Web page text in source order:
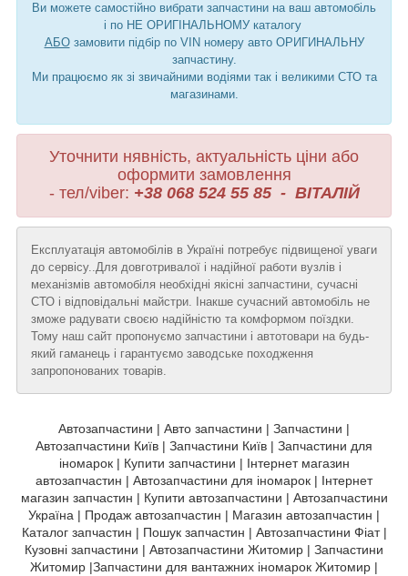
Ви можете самостійно вибрати запчастини на ваш автомобіль
і по НЕ ОРИГІНАЛЬНОМУ каталогу
АБОзамовити підбір по VIN номеру авто ОРИГИНАЛЬНУ
запчастину.
Ми працюємо як зі звичайними водіями так і великими СТО та
магазинами.
Уточнити нявність, актуальність ціни або
оформити замовлення
- тел/viber: +38 068 524 55 85 - ВІТАЛІЙ
Експлуатація автомобілів в Україні потребує підвищеної уваги
до сервісу..Для довготривалої і надійної работи вузлів і
механізмів автомобіля необхідні якісні запчастини, сучасні
СТО і відповідальні майстри. Інакше сучасний автомобіль не
зможе радувати своєю надійністю та комформом поїздки.
Тому наш сайт пропонуємо запчастини і автотовари на будь-
який гаманець і гарантуємо заводське походження
запропонованих товарів.
Автозапчастини | Авто запчастини | Запчастини |
Автозапчастини Київ | Запчастини Київ | Запчастини для
іномарок | Купити запчастини | Інтернет магазин
автозапчастин | Автозапчастини для іномарок | Інтернет
магазин запчастин | Купити автозапчастини | Автозапчастини
Україна | Продаж автозапчастин | Магазин автозапчастин |
Каталог запчастин | Пошук запчастин | Автозапчастини Фіат |
Кузовні запчастини | Автозапчастини Житомир | Запчастини
Житомир |Запчастини для вантажних іномарок Житомир |